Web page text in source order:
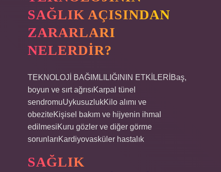
SAĞLIK AÇISINDAN
ZARARLARI
NELERDIR?
TEKNOLOJİ BAĞIMLILIĞININ ETKİLERİBaş,
boyun ve sırt ağrısıKarpal tünel
sendromuUykusuzlukKilo alımı ve
obeziteKişisel bakım ve hijyenin ihmal
edilmesiKuru gözler ve diğer görme
sorunlarıKardiyovasküler hastalık
SAĞLIK